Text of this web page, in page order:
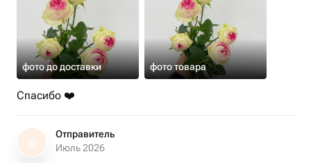
фото до доставки фото товара
Спасибо ❤️
О
Отправитель
Июль 2026